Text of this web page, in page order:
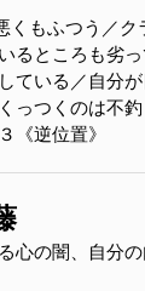
くもふつう／
るところも劣
ている／自分
っつくのは不
《逆位置》
心の闇、自分